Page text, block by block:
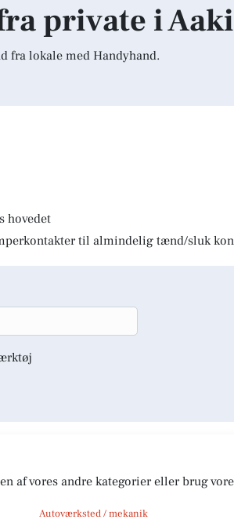
private i
fra lokale med Handyhand.
hovedet
til almindelig tænd/sluk
af vores andre kategorier eller brug
Autoværksted / mekanik